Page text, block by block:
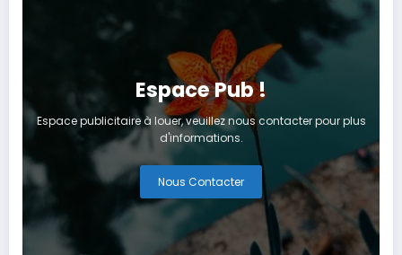
Espace Pub !
Espace publicitaire à louer, veuillez nous contacter pour plus
d'informations.
Nous Contacter